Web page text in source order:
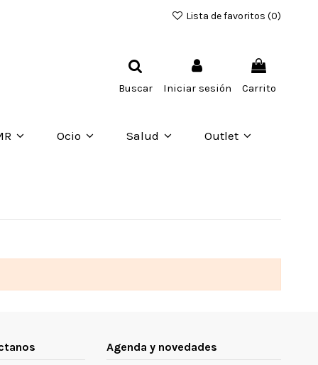
Lista de favoritos (0)
Buscar Iniciar sesión Carrito
Ocio Salud Outlet
Agenda y novedades